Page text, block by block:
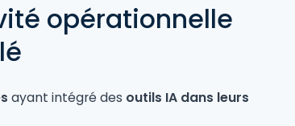
opérationnelle
ayant intégré des outils IA dans leurs